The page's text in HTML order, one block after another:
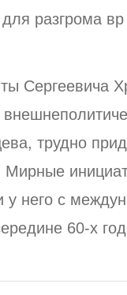
разгрома
Сергеевича
трудно
Мирные
у него с
60-х